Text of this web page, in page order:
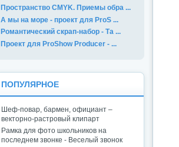
Пространство CMYK. Приемы обра ...
А мы на море - проект для ProS ...
Романтический скрап-набор - Та ...
Проект для ProShow Producer - ...
ПОПУЛЯРНОЕ
Шеф-повар, бармен, официант –
векторно-растровый клипарт
Рамка для фото школьников на
последнем звонке - Веселый звонок